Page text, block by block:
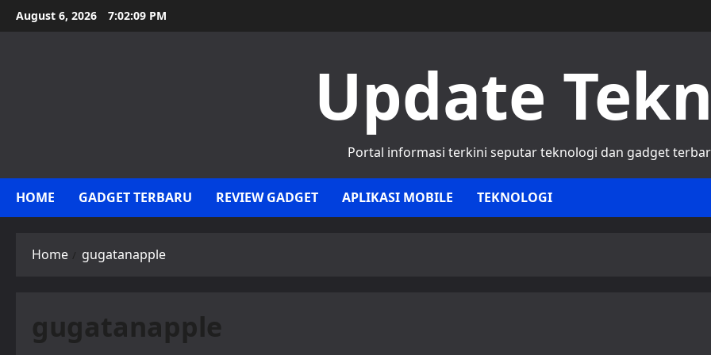
Skip
to
August 6, 2026 7:02:10 PM
Update
Portal informasi terkini seputar teknologi dan gadget
HOME GADGET TERBARU REVIEW GADGET APLIKASI MOBILE TEKNOLOGI
Home gugatanapple
gugatanapple